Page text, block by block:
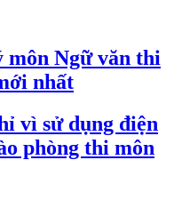
môn Ngữ văn thi
nhất
vì sử dụng điện
phòng thi môn